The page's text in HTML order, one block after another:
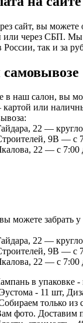
сайт, вы можете
или через СБП.
так и за
в наш салон, вы
или
22 —
9В — с
22 — с 7:00
можете забрать
22 —
9В — с
22 — с 7:00
в упаковке
- 11 шт,
только из
фото. Доставим